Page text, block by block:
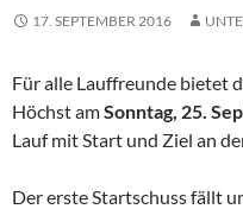
17. SEPTEMBER 2016
Für alle Lauffreunde bietet
Höchst amSonntag, 25.
Lauf mit Start und Ziel an
Der erste Startschuss fällt